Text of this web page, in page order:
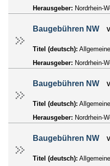
Herausgeber: Nordrhein-
Baugebühren NW
Titel (deutsch):
Herausgeber: Nordrhein-
Baugebühren NW
Titel (deutsch):
Herausgeber: Nordrhein-
Baugebühren NW
Titel (deutsch):